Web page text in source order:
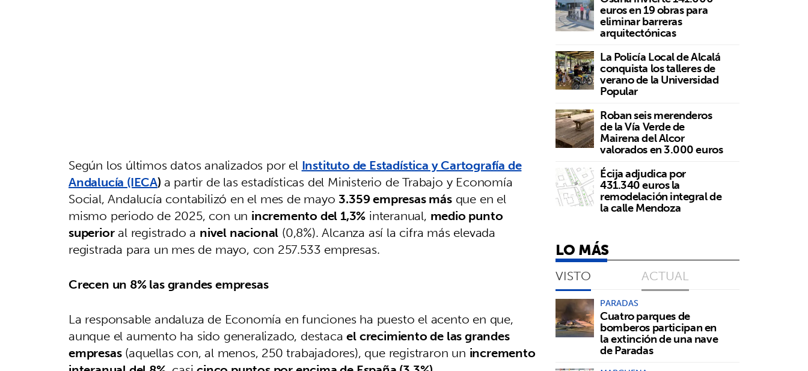
Según los últimos datos analizados por elInstituto de Estadística y Cartografía de
Andalucía (IECA)a partir de las estadísticas del Ministerio de Trabajo y Economía
Social, Andalucía contabilizó en el mes de mayo 3.359 empresas másque en el
mismo periodo de 2025, con un incremento del 1,3% interanual, medio punto
superioral registrado a nivel nacional (0,8%). Alcanza así la cifra más elevada
registrada para un mes de mayo, con 257.533 empresas.
Crecen un 8% las grandes empresas
La responsable andaluza de Economía en funciones ha puesto el acento en que,
aunque el aumento ha sido generalizado, destacael crecimiento de las grandes
empresas(aquellas con, al menos, 250 trabajadores), que registraron un incremento
euros en 19 obras para
eliminar barreras
arquitectónicas
La Policía Local de Alcalá
conquista los talleres de
verano de la Universidad
Popular
Roban seis merenderos
de la Vía Verde de
Mairena del Alcor
valorados en 3.000 euros
Écija adjudica por
431.340 euros la
remodelación integral de
la calle Mendoza
LO MÁS
VISTO ACTUAL
PARADAS
Cuatro parques de
bomberos participan en
la extinción de una nave
de Paradas